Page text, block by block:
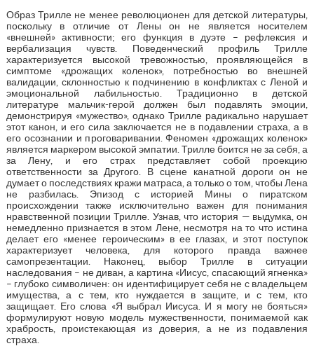
Образ Трилле не менее революционен для детской литературы,
поскольку в отличие от Лены он не является носителем
«внешней» активности; его функция в дуэте – рефлексия и
вербализация чувств. Поведенческий профиль Трилле
характеризуется высокой тревожностью, проявляющейся в
симптоме «дрожащих коленок», потребностью во внешней
валидации, склонностью к подчинению в конфликтах с Леной и
эмоциональной лабильностью. Традиционно в детской
литературе мальчик-герой должен был подавлять эмоции,
демонстрируя «мужество», однако Трилле радикально нарушает
этот канон, и его сила заключается не в подавлении страха, а в
его осознании и проговаривании. Феномен «дрожащих коленок»
является маркером высокой эмпатии. Трилле боится не за себя, а
за Лену, и его страх представляет собой проекцию
ответственности за Другого. В сцене канатной дороги он не
думает о последствиях кражи матраса, а только о том, чтобы Лена
не разбилась. Эпизод с историей Мины о пиратском
происхождении также исключительно важен для понимания
нравственной позиции Трилле. Узнав, что история — выдумка, он
немедленно признается в этом Лене, несмотря на то что истина
делает его «менее героическим» в ее глазах, и этот поступок
характеризует человека, для которого правда важнее
самопрезентации. Наконец, выбор Трилле в ситуации
наследования – не диван, а картина «Иисус, спасающий ягненка»
– глубоко символичен: он идентифицирует себя не с владельцем
имущества, а с тем, кто нуждается в защите, и с тем, кто
защищает. Его слова «Я выбрал Иисуса. И я могу не бояться»
формулируют новую модель мужественности, понимаемой как
храбрость, проистекающая из доверия, а не из подавления
страха.